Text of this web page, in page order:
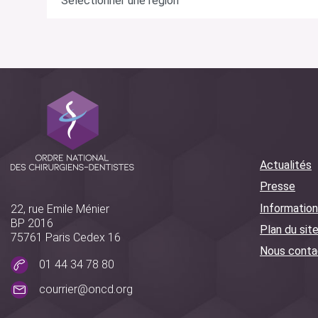
22, rue Emile Ménier
BP 2016
75761 Paris Cedex 16
01 44 34 78 80
courrier@oncd.org
Actualités
Presse
Plan du site
Nous